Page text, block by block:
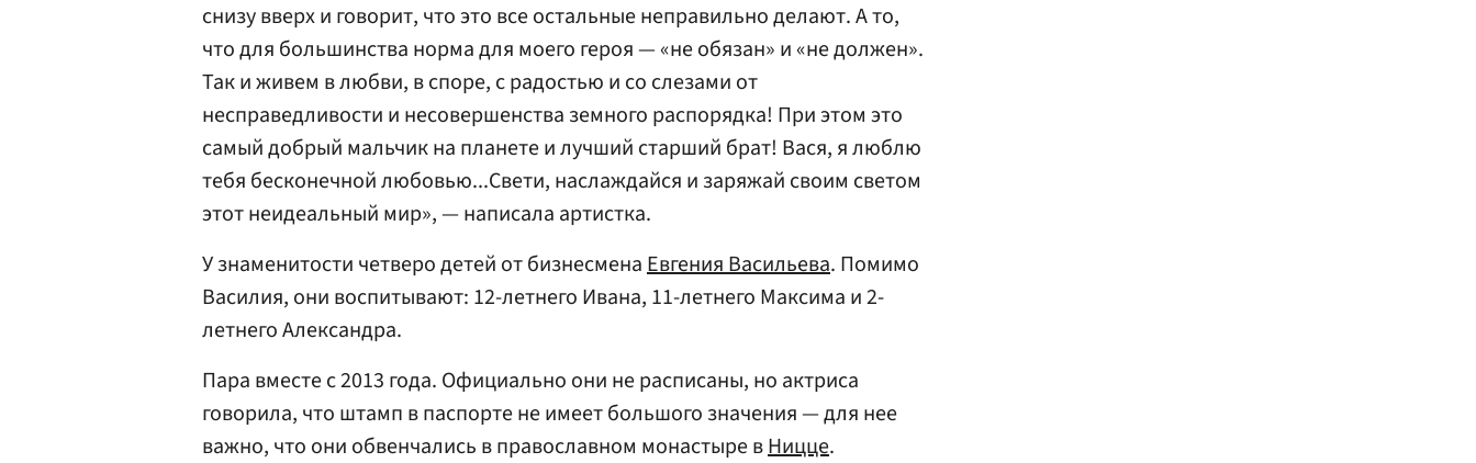
снизу вверх и говорит, что это все остальные неправильно делают. А то,
что для большинства норма для моего героя — «не обязан» и «не должен».
Так и живем в любви, в споре, с радостью и со слезами от
несправедливости и несовершенства земного распорядка! При этом это
самый добрый мальчик на планете и лучший старший брат! Вася, я люблю
тебя бесконечной любовью...Свети, наслаждайся и заряжай своим светом
этот неидеальный мир», — написала артистка.
У знаменитости четверо детей от бизнесменаЕвгения Васильева. Помимо
Василия, они воспитывают: 12-летнего Ивана, 11-летнего Максима и 2-
летнего Александра.
Пара вместе с 2013 года. Официально они не расписаны, но актриса
говорила, что штамп в паспорте не имеет большого значения — для нее
важно, что они обвенчались в православном монастыре вНицце.